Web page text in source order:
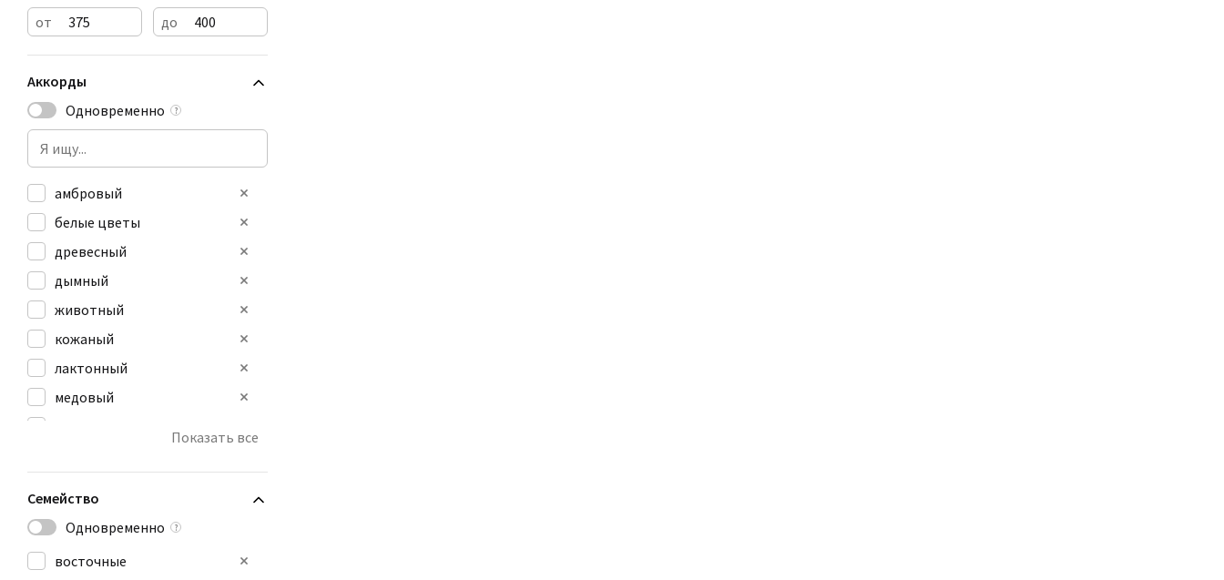
от до
Аккорды
Одновременно
?
амбровый
белые цветы
древесный
дымный
животный
кожаный
лактонный
медовый
Показать все
Семейство
Одновременно
?
восточные